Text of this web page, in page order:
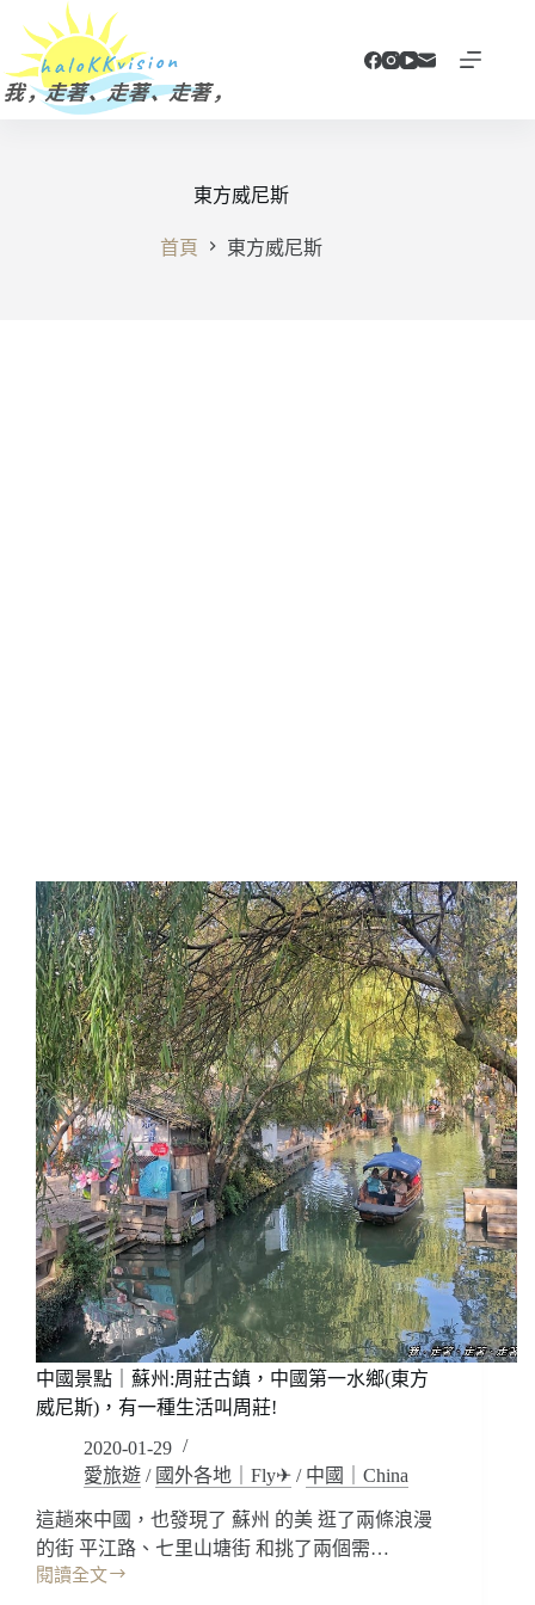
主
要
東方威尼斯
首頁 東方威尼斯
中國景點｜蘇州:周莊古鎮，中國第一水鄉(東方
威尼斯)，有一種生活叫周莊!
2020-01-29
愛旅遊 / 國外各地｜Fly✈ / 中國｜China
這趟來中國，也發現了 蘇州 的美 逛了兩條浪漫
的街 平江路、七里山塘街 和挑了兩個需…
閱讀全文
中